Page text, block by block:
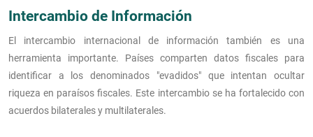
Intercambio de Información
El intercambio internacional de información también es una
herramienta importante. Países comparten datos fiscales para
identificar a los denominados "evadidos" que intentan ocultar
riqueza en paraísos fiscales. Este intercambio se ha fortalecido con
acuerdos bilaterales y multilaterales.